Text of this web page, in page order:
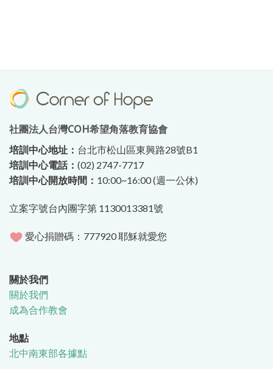
社團法人台灣COH希望角落教育協會
培訓中心地址： 台北市松山區東興路28號B1
培訓中心電話： (02) 2747-7717
培訓中心開放時間： 10:00~16:00 (週一公休)
立案字號台內團字第 1130013381號
愛心捐贈碼：777920 耶穌就愛您
關於我們
關於我們
成為合作教會
地點
北中南東部各據點